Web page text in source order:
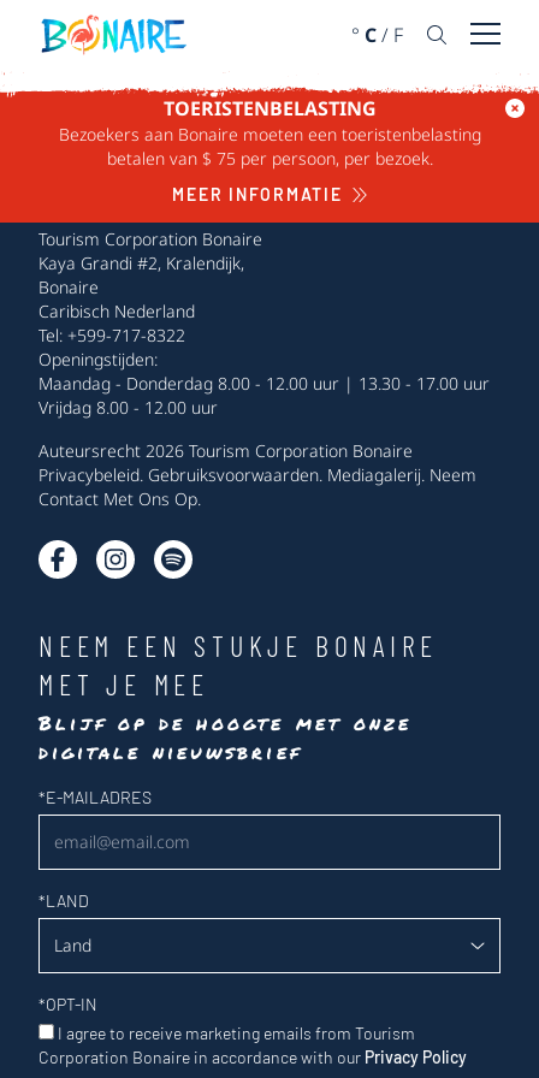
DOORGAAN NAAR ARTIKEL
° C/ F Menu
TOERISTENBELASTING
Bezoekers aan Bonaire moeten een toeristenbelasting
betalen van $ 75 per persoon, per bezoek.
MEER INFORMATIE
Tourism Corporation Bonaire
Kaya Grandi #2, Kralendijk,
Bonaire
Caribisch Nederland
Tel: +599-717-8322
Openingstijden:
Maandag - Donderdag 8.00 - 12.00 uur | 13.30 - 17.00 uur
Vrijdag 8.00 - 12.00 uur
Auteursrecht 2026 Tourism Corporation Bonaire
Privacybeleid. Gebruiksvoorwaarden. Mediagalerij. Neem
Contact Met Ons Op.
NEEM EEN STUKJE BONAIRE
MET JE MEE
Blijf op de hoogte met onze
digitale nieuwsbrief
Nieuwsbrief
*E-MAILADRES
*LAND
*OPT-IN
I agree to receive marketing emails from Tourism
Corporation Bonaire in accordance with our Privacy Policy